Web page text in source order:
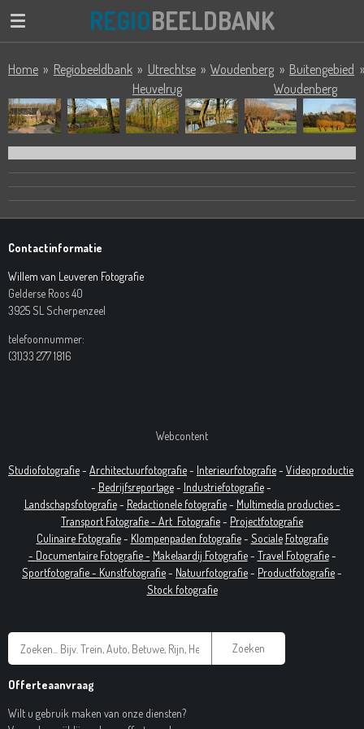
Ga
de
REGIOBEELDBANK
Home » Regiobeeldbank » Utrechtse
Heuvelrug
» Woudenberg » Buitengebied
Woudenberg
»
Contactinformatie
Willem van Leuveren Fotografie
Gelderse Roos 40
3925 SL Scherpenzeel
telefoonnummer:
(31)33 277 1816
Webcontent
Studiofotografie- Architectuurfotografie- Interieurfotografie- Videoproductie
- Bedrijfsreportage- Industriefotografie-
Landschapsfotografie- Redactionele fotografie- Multimedia producties -
Transport Fotografie - Art Fotografie- Projectfotografie
Culinaire Fotografie- Klompenpaden fotografie- Sociale Fotografie
- Documentaire Fotografie- Makelaardij Fotografie- Travel Fotografie-
Sportfotografie - Kunstfotografie- Natuurfotografie- Productfotografie-
Stock fotografie
Zoeken
Offerteaanvraag
Wilt u gebruik maken van onze diensten?